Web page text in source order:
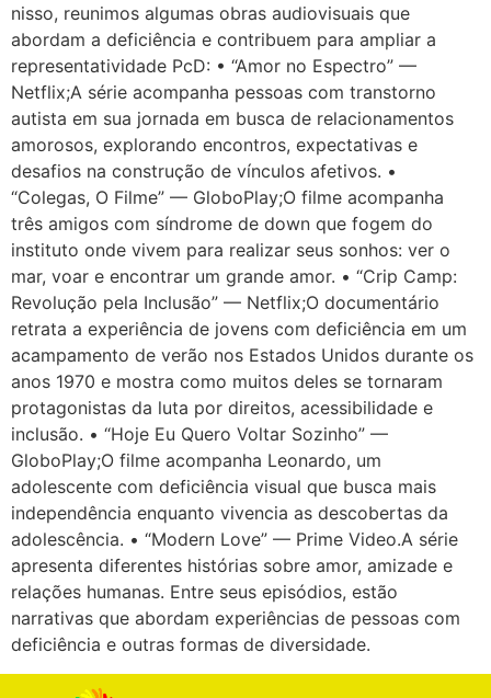
nisso, reunimos algumas obras audiovisuais que
abordam a deficiência e contribuem para ampliar a
representatividade PcD: • “Amor no Espectro” —
Netflix;A série acompanha pessoas com transtorno
autista em sua jornada em busca de relacionamentos
amorosos, explorando encontros, expectativas e
desafios na construção de vínculos afetivos. •
“Colegas, O Filme” — GloboPlay;O filme acompanha
três amigos com síndrome de down que fogem do
instituto onde vivem para realizar seus sonhos: ver o
mar, voar e encontrar um grande amor. • “Crip Camp:
Revolução pela Inclusão” — Netflix;O documentário
retrata a experiência de jovens com deficiência em um
acampamento de verão nos Estados Unidos durante os
anos 1970 e mostra como muitos deles se tornaram
protagonistas da luta por direitos, acessibilidade e
inclusão. • “Hoje Eu Quero Voltar Sozinho” —
GloboPlay;O filme acompanha Leonardo, um
adolescente com deficiência visual que busca mais
independência enquanto vivencia as descobertas da
adolescência. • “Modern Love” — Prime Video.A série
apresenta diferentes histórias sobre amor, amizade e
relações humanas. Entre seus episódios, estão
narrativas que abordam experiências de pessoas com
deficiência e outras formas de diversidade.